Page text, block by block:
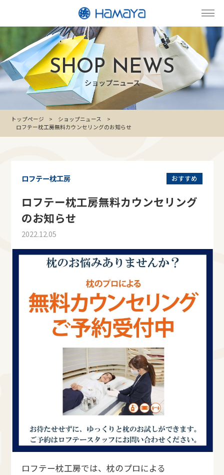
SHOP NEWS
ショップニュース
トップページ
ショップニュース
ロフテー枕工房無料カウンセリングのお知らせ
おすすめ
ロフテー枕工房
ロフテー枕工房無料カウンセリング
のお知らせ
2022.12.05
ロフテー枕工房では、枕のプロによる